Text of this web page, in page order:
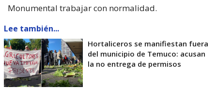
Monumental trabajar con normalidad.
Lee también...
Hortaliceros se manifiestan fuera
del municipio de Temuco: acusan
la no entrega de permisos